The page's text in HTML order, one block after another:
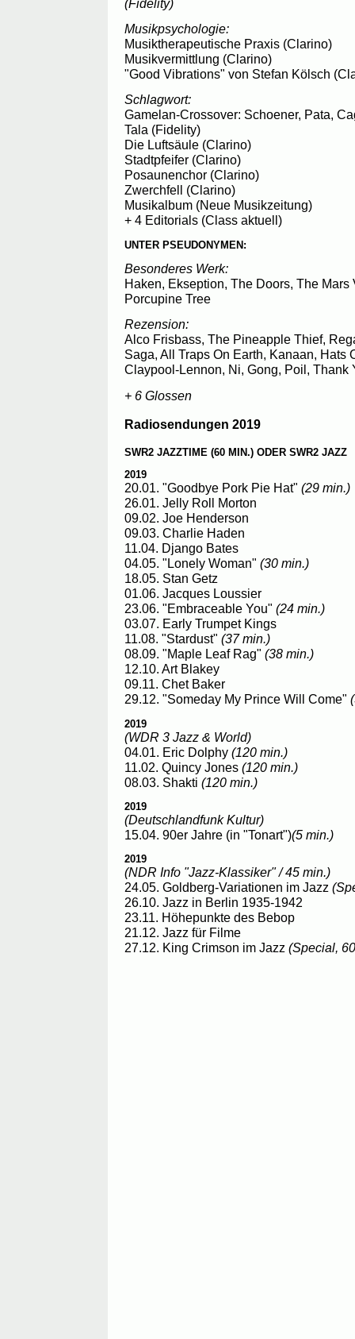
(Fidelity)
Musikpsychologie:
Musiktherapeutische Praxis (Clarino)
Musikvermittlung (Clarino)
"Good Vibrations" von Stefan Kölsch
Schlagwort:
Gamelan-Crossover: Schoener, Pata,
Tala (Fidelity)
Die Luftsäule (Clarino)
Stadtpfeifer (Clarino)
Posaunenchor (Clarino)
Zwerchfell (Clarino)
Musikalbum (Neue Musikzeitung)
+ 4 Editorials (Class aktuell)
UNTER PSEUDONYMEN:
Besonderes Werk:
Haken, Ekseption, The Doors, The Mars
Porcupine Tree
Rezension:
Alco Frisbass, The Pineapple Thief,
Saga, All Traps On Earth, Kanaan, Hats
Claypool-Lennon, Ni, Gong, Poil, Thank
+ 6 Glossen
Radiosendungen 2019
SWR2 JAZZTIME (60 MIN.) ODER SWR2 JAZZ
2019
20.01. "Goodbye Pork Pie Hat" (29 min.)
26.01. Jelly Roll Morton
09.02. Joe Henderson
09.03. Charlie Haden
11.04. Django Bates
04.05. "Lonely Woman" (30 min.)
18.05. Stan Getz
01.06. Jacques Loussier
23.06. "Embraceable You" (24 min.)
03.07. Early Trumpet Kings
11.08. "Stardust" (37 min.)
08.09. "Maple Leaf Rag" (38 min.)
12.10. Art Blakey
09.11. Chet Baker
29.12. "Someday My Prince Will Come"
2019
(WDR 3 Jazz & World)
04.01. Eric Dolphy (120 min.)
11.02. Quincy Jones (120 min.)
08.03. Shakti (120 min.)
2019
(Deutschlandfunk Kultur)
15.04. 90er Jahre (in "Tonart")(5 min.)
2019
(NDR Info "Jazz-Klassiker" / 45 min.)
24.05. Goldberg-Variationen im Jazz
26.10. Jazz in Berlin 1935-1942
23.11. Höhepunkte des Bebop
21.12. Jazz für Filme
27.12. King Crimson im Jazz (Special,